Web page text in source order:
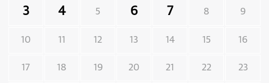
3 4 5 6 7 8 9
10 11 12 13 14 15 16
17 18 19 20 21 22 23